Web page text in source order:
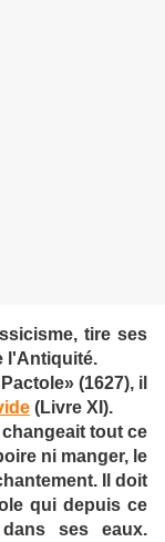
tire ses
l'Antiquité.
(1627), il
(Livre XI).
tout ce
ni manger, le
Il doit
qui depuis ce
ses eaux.